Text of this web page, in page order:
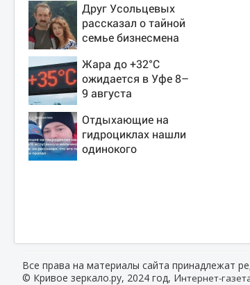
Друг Усольцевых
рассказал о тайной
семье бизнесмена
Жара до +32°C
ожидается в Уфе 8–
9 августа
Отдыхающие на
гидроциклах нашли
одинокого
Все права на материалы сайта принадлежат
© Кривое зеркало.ру, 2024 год, Интернет-